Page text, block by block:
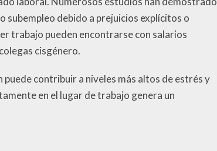
subempleo debido a prejuicios explícitos o
trabajo pueden encontrarse con salarios
cisgénero.
contribuir a niveles más altos de estrés y
en el lugar de trabajo genera un